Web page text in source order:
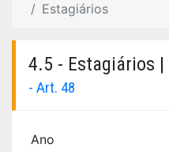
Estagiários
4.5 - Estagiários |
- Art. 48
Ano